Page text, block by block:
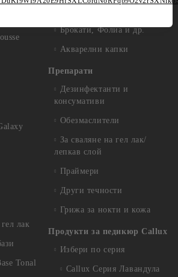
лак
Tonal
Брокати, Фолиа и др.
Акварелни капки
Препарати
Дезинфектанти и
консумативи
Обезмаслители
За сваляне на гел лак/
лепкав слой
Праймери
Други течности
Грижа за нокти и кожа
Продукти за педикюр Callux
Избери по серия
Callux Серия Лавандула